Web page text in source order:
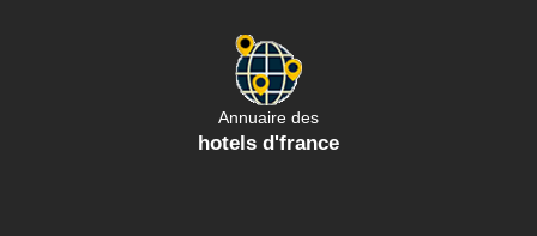
Annuaire des
hotels d'france